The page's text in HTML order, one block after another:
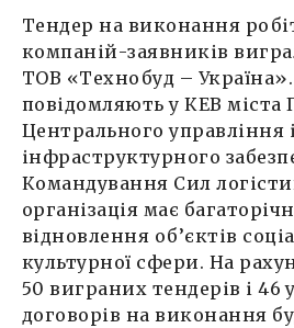
Тендер на виконання
компаній-заявників
ТОВ «Технобуд –
повідомляють у КЕВ міста
Центрального управління
інфраструктурного
Командування Сил
організація має
відновлення об’єктів
культурної сфери. На
50 виграних тендерів і 46
договорів на виконання